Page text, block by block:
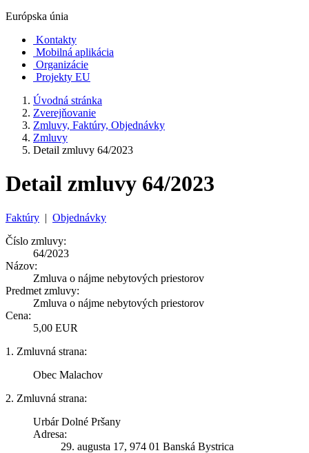
Európska únia
Kontakty
Mobilná aplikácia
Organizácie
Projekty EU
Úvodná stránka
Zverejňovanie
Zmluvy, Faktúry, Objednávky
Zmluvy
Detail zmluvy 64/2023
Detail zmluvy 64/2023
Faktúry | Objednávky
Číslo zmluvy:
64/2023
Názov:
Zmluva o nájme nebytových priestorov
Predmet zmluvy:
Zmluva o nájme nebytových priestorov
Cena:
5,00 EUR
1. Zmluvná strana:
Obec Malachov
2. Zmluvná strana:
Urbár Dolné Pršany
Adresa:
29. augusta 17, 974 01 Banská Bystrica